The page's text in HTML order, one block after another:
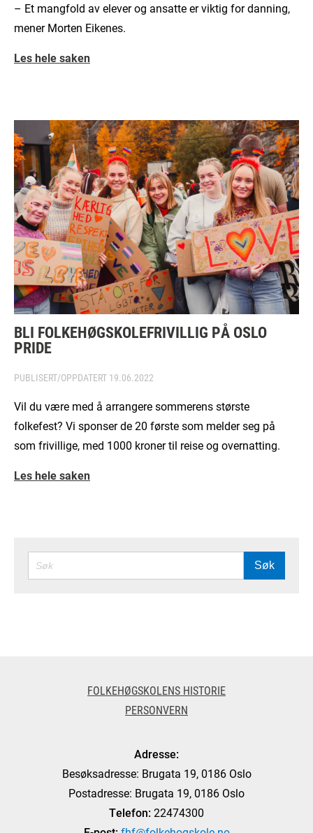
– Et mangfold av elever og ansatte er viktig for danning,
mener Morten Eikenes.
Les hele saken
BLI FOLKEHØGSKOLEFRIVILLIG PÅ OSLO
PRIDE
PUBLISERT/OPPDATERT 19.06.2022
Vil du være med å arrangere sommerens største
folkefest? Vi sponser de 20 første som melder seg på
som frivillige, med 1000 kroner til reise og overnatting.
Les hele saken
SØK Søk
FOLKEHØGSKOLENS HISTORIE
PERSONVERN
Adresse:
Besøksadresse: Brugata 19, 0186 Oslo
Postadresse: Brugata 19, 0186 Oslo
Telefon: 22474300